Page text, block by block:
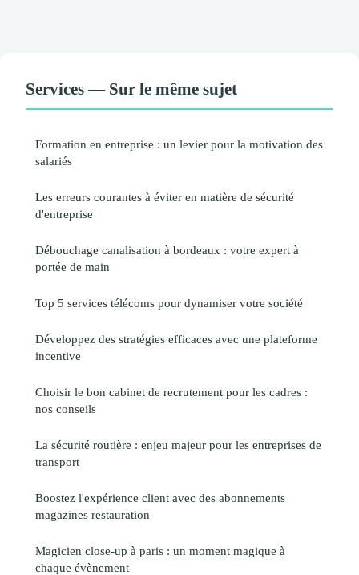
Services — Sur le même sujet
Formation en entreprise : un levier pour la motivation des
salariés
Les erreurs courantes à éviter en matière de sécurité
d'entreprise
Débouchage canalisation à bordeaux : votre expert à
portée de main
Top 5 services télécoms pour dynamiser votre société
Développez des stratégies efficaces avec une plateforme
incentive
Choisir le bon cabinet de recrutement pour les cadres :
nos conseils
La sécurité routière : enjeu majeur pour les entreprises de
transport
Boostez l'expérience client avec des abonnements
magazines restauration
Magicien close-up à paris : un moment magique à
chaque évènement